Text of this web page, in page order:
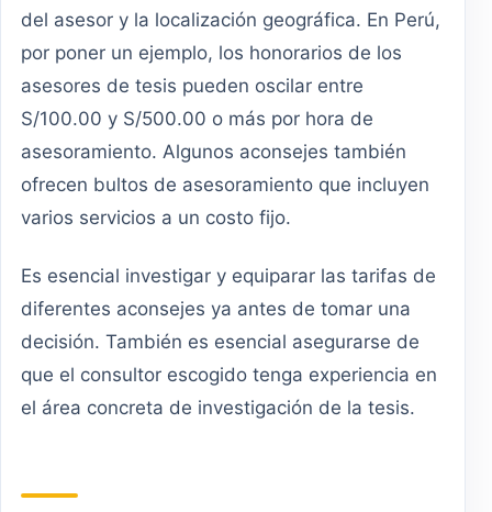
del asesor y la localización geográfica. En Perú,
por poner un ejemplo, los honorarios de los
asesores de tesis pueden oscilar entre
S/100.00 y S/500.00 o más por hora de
asesoramiento. Algunos aconsejes también
ofrecen bultos de asesoramiento que incluyen
varios servicios a un costo fijo.
Es esencial investigar y equiparar las tarifas de
diferentes aconsejes ya antes de tomar una
decisión. También es esencial asegurarse de
que el consultor escogido tenga experiencia en
el área concreta de investigación de la tesis.